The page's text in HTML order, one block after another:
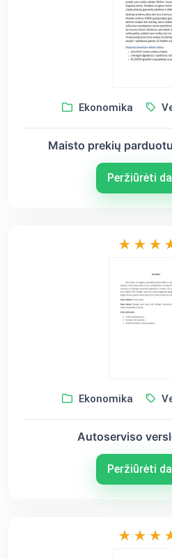
Ekonomika
Maisto prekių
Peržiūrėti
Ekonomika
Autoserviso
Peržiūrėti